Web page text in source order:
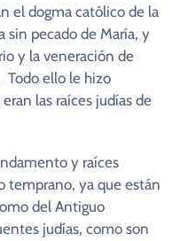
el dogma católico de la
sin pecado de María, y
y la veneración de
Todo ello le hizo
las raíces judías de
y raíces
temprano, ya que están
del Antiguo
judías, como son